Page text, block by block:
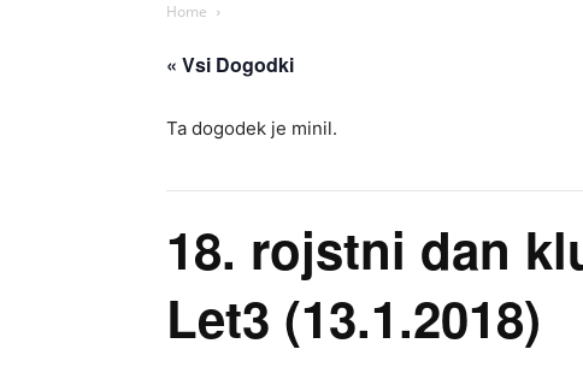
Home
« Vsi Dogodki
Ta dogodek je minil.
18. rojstni dan
Let3 (13.1.2018)